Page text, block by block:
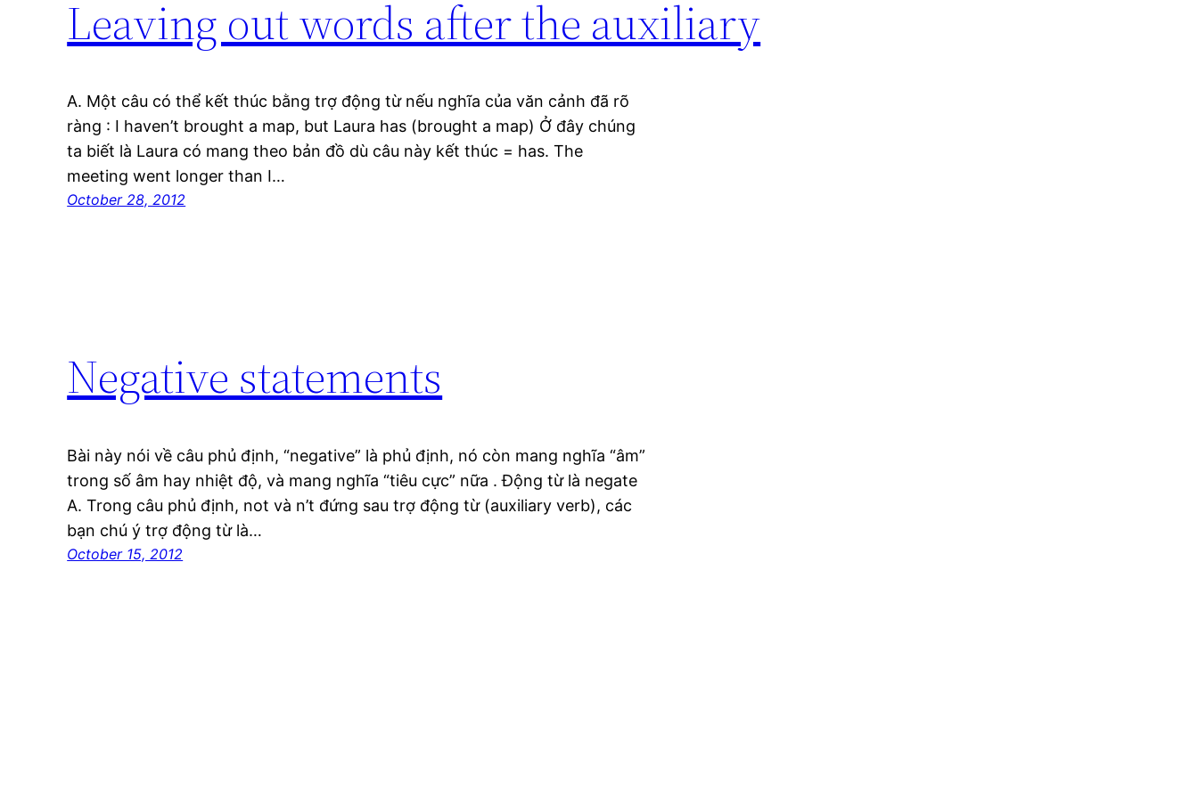
Leaving out words after the auxiliary
A. Một câu có thể kết thúc bằng trợ động từ nếu nghĩa của văn cảnh đã rõ
ràng : I haven’t brought a map, but Laura has (brought a map) Ở đây chúng
ta biết là Laura có mang theo bản đồ dù câu này kết thúc = has. The
meeting went longer than I…
October 28, 2012
Negative statements
Bài này nói về câu phủ định, “negative” là phủ định, nó còn mang nghĩa “âm”
trong số âm hay nhiệt độ, và mang nghĩa “tiêu cực” nữa . Động từ là negate
A. Trong câu phủ định, not và n’t đứng sau trợ động từ (auxiliary verb), các
bạn chú ý trợ động từ là…
October 15, 2012